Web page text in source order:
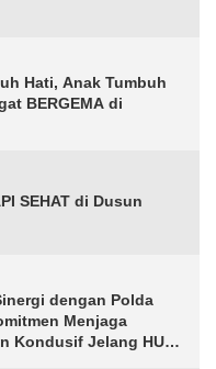
Hati, Anak Tumbuh
BERGEMA di
SEHAT di Dusun
dengan Polda
Menjaga
Kondusif Jelang HUT